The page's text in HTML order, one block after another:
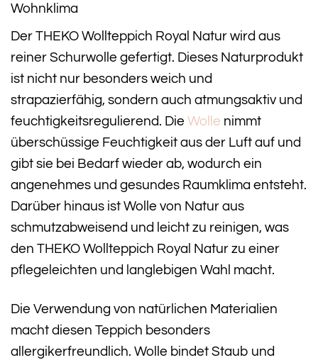
Wohnklima
Der THEKO Wollteppich Royal Natur wird aus
reiner Schurwolle gefertigt. Dieses Naturprodukt
ist nicht nur besonders weich und
strapazierfähig, sondern auch atmungsaktiv und
feuchtigkeitsregulierend. Die Wolle nimmt
überschüssige Feuchtigkeit aus der Luft auf und
gibt sie bei Bedarf wieder ab, wodurch ein
angenehmes und gesundes Raumklima entsteht.
Darüber hinaus ist Wolle von Natur aus
schmutzabweisend und leicht zu reinigen, was
den THEKO Wollteppich Royal Natur zu einer
pflegeleichten und langlebigen Wahl macht.
Die Verwendung von natürlichen Materialien
macht diesen Teppich besonders
allergikerfreundlich. Wolle bindet Staub und